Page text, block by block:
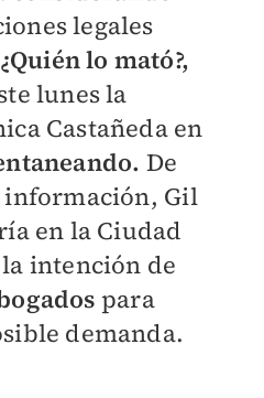
legales
¿Quién lo mató?,
lunes la
Castañeda en
De
información, Gil
en la Ciudad
intención de
para
demanda.